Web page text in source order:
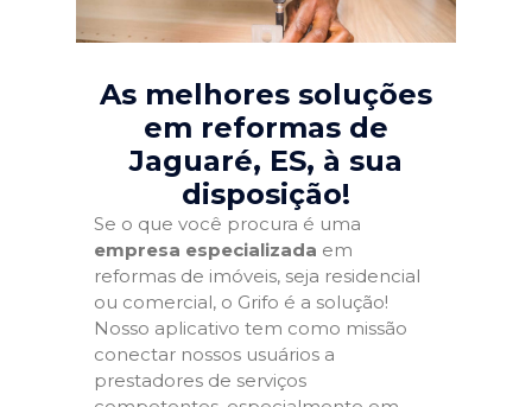
As melhores soluções
em reformas de
Jaguaré, ES, à sua
disposição!
Se o que você procura é uma
empresa especializada em
reformas de imóveis, seja residencial
ou comercial, o Grifo é a solução!
Nosso aplicativo tem como missão
conectar nossos usuários a
prestadores de serviços